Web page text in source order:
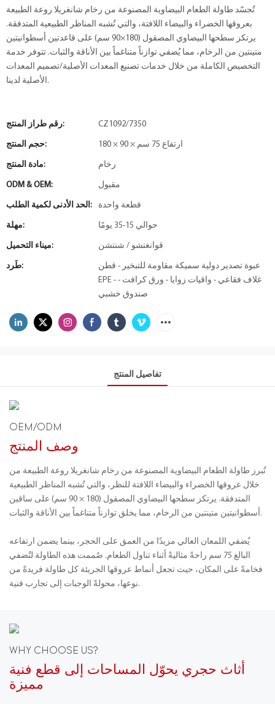
تُجسّد طاولة الطعام البيضاوية المصنوعة من رخام شانغريلا روعة الطبيعة
بعروقها الخضراء والبيضاء اللافتة، والتي تُشبه المناظر الطبيعية المتدفقة.
يرتكز سطحها البيضاوي المصقول (180×90 سم) على قاعدتين أسطوانيتين
متينتين من الرخام، مما يُضفي توازناً متناغماً بين الأناقة والثبات. تتوفر خدمة
التخصيص الكاملة من خلال خدمات تصنيع المعدات الأصلية/تصميم المعدات
الأصلية لدينا.
رقم طراز المنتج: CZ1092/7350
حجم المنتج: 180 × 90 × ارتفاع 75 سم
مادة المنتج: رخام
ODM & OEM: مقبول
الحد الأدنى لكمية الطلب: قطعة واحدة
مهلة: حوالي 15-35 يومًا
ميناء التحميل: قوانغتشو / شنتشن
طَرد:
عبوة تصدير دولية سميكة مقاومة للتبخير - قطن
EPE - غلاف فقاعي - واقيات زوايا - ورق كرافت -
صندوق خشبي
تفاصيل المنتج
OEM/ODM
وصف المنتج
تُبرز طاولة الطعام البيضاوية المصنوعة من رخام شانغريلا روعة الطبيعة من
خلال عروقها الخضراء والبيضاء اللافتة للنظر، والتي تُشبه المناظر الطبيعية
المتدفقة. يرتكز سطحها البيضاوي المصقول (180 × 90 سم) على ساقين
أسطوانيتين متينتين من الرخام، مما يخلق توازناً متناغماً بين الأناقة والثبات.
يُضفي اللمعان العالي مزيدًا من العمق على الحجر، بينما يضمن ارتفاعه
البالغ 75 سم راحةً مثاليةً أثناء تناول الطعام. صُممت هذه الطاولة لتُضفي
فخامةً على المكان، حيث تجعل أنماط عروقها الجريئة كل طاولة فريدةً من
نوعها، محولةً الوجبات إلى تجارب فنية.
WHY CHOOSE US?
أثاث حجري يحوّل المساحات إلى قطع فنية
مميزة